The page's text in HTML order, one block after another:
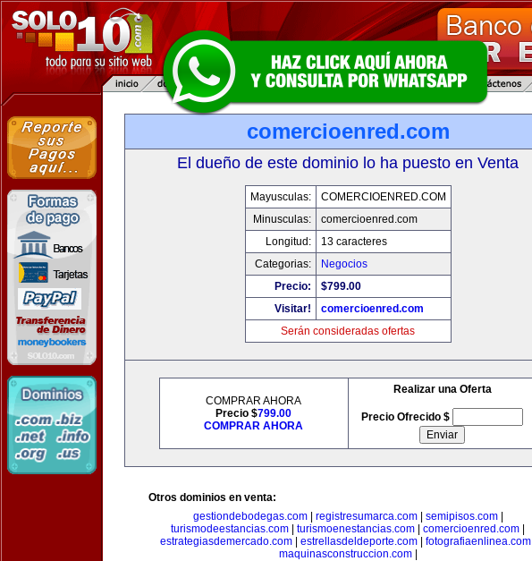
comercioenred.com
El dueño de este dominio lo ha puesto en Venta
Mayusculas:
COMERCIOENRED.COM
Minusculas:
comercioenred.com
Longitud:
13 caracteres
Categorias:
Negocios
Precio:
$799.00
Visitar!
comercioenred.com
Serán consideradas ofertas
COMPRAR AHORA
Precio $799.00
COMPRAR AHORA
Realizar una Oferta
Precio Ofrecido $
Otros dominios en venta:
gestiondebodegas.com| registresumarca.com| semipisos.com|
turismodeestancias.com
turismoenestancias.com comercioenred.com
estrategiasdemercado.com| estrellasdeldeporte.com| fotografiaenlinea.com|
maquinasconstruccion.com|